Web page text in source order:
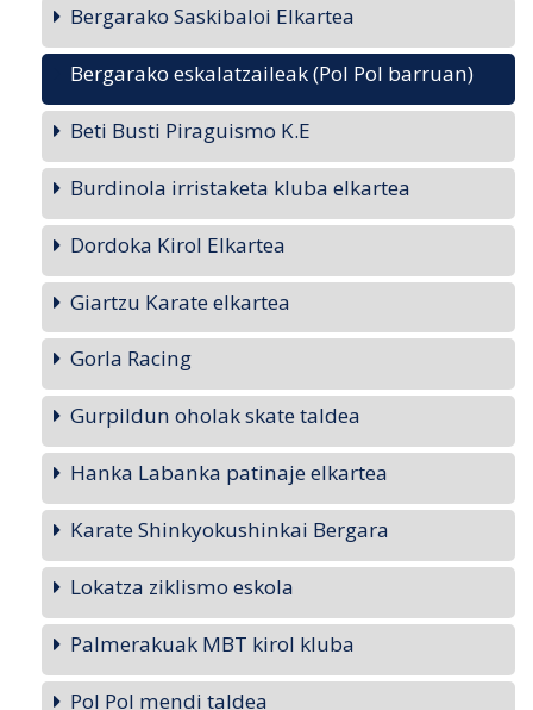
Bergarako Saskibaloi Elkartea
Bergarako eskalatzaileak (Pol Pol barruan)
Beti Busti Piraguismo K.E
Burdinola irristaketa kluba elkartea
Dordoka Kirol Elkartea
Giartzu Karate elkartea
Gorla Racing
Gurpildun oholak skate taldea
Hanka Labanka patinaje elkartea
Karate Shinkyokushinkai Bergara
Lokatza ziklismo eskola
Palmerakuak MBT kirol kluba
Pol Pol mendi taldea